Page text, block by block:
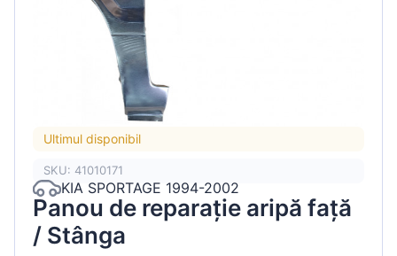
Ultimul disponibil
SKU: 41010171
KIA SPORTAGE 1994-2002
Panou de reparație aripă față
/ Stânga